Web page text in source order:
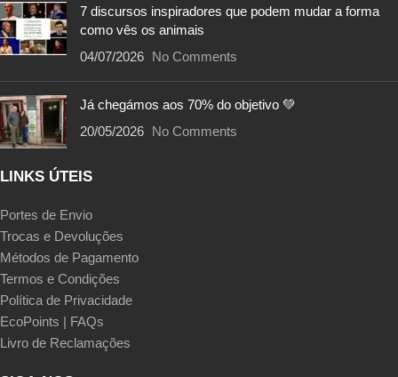
7 discursos inspiradores que podem mudar a forma
como vês os animais
04/07/2026 No Comments
Já chegámos aos 70% do objetivo 💚
20/05/2026 No Comments
LINKS ÚTEIS
Portes de Envio
Trocas e Devoluções
Métodos de Pagamento
Termos e Condições
Política de Privacidade
EcoPoints | FAQs
Livro de Reclamações